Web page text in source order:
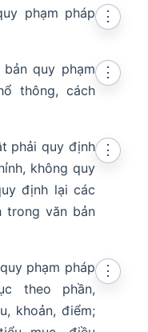
phạm pháp
⋮
quy phạm
thông, cách
⋮
phải quy định
không quy
định lại các
trong văn bản
⋮
phạm pháp
theo phần,
khoản, điểm;
⋮